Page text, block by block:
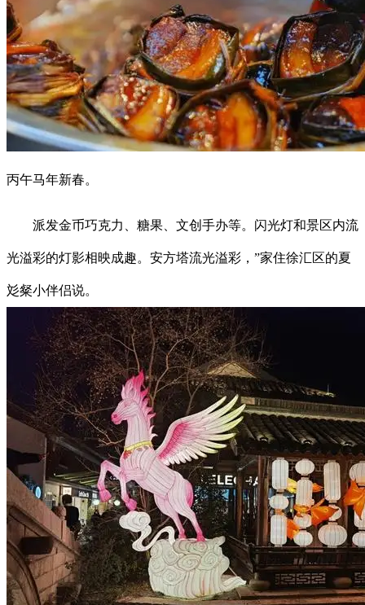
丙午马年新春。
派发金币巧克力、糖果、文创手办等。闪光灯和景区内流
光溢彩的灯影相映成趣。安方塔流光溢彩，”家住徐汇区的夏
彣粲小伴侣说。